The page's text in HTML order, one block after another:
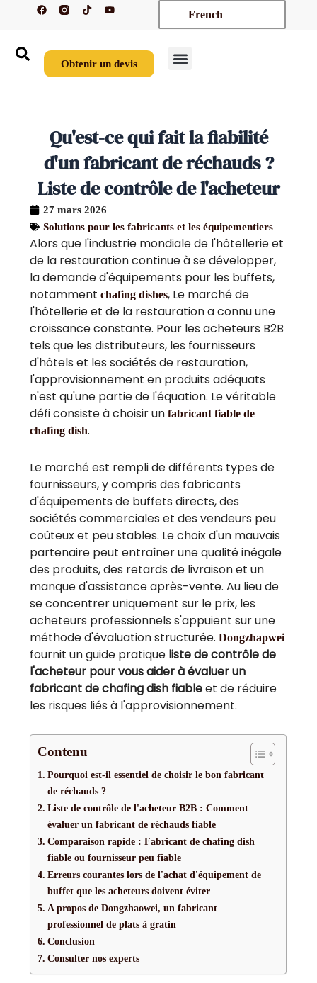
F
a
o
k
T
i
k
Y
o
b
e
French
Obtenir un devis
Qu'est-ce qui fait la fiabilité
d'un fabricant de réchauds ?
Liste de contrôle de l'acheteur
27 mars 2026
Solutions pour les fabricants et les équipementiers
Alors que l'industrie mondiale de l'hôtellerie et
de la restauration continue à se développer,
la demande d'équipements pour les buffets,
notammentchafing dishes, Le marché de
l'hôtellerie et de la restauration a connu une
croissance constante. Pour les acheteurs B2B
tels que les distributeurs, les fournisseurs
d'hôtels et les sociétés de restauration,
l'approvisionnement en produits adéquats
n'est qu'une partie de l'équation. Le véritable
défi consiste à choisir un fabricant fiable de
chafing dish.
Le marché est rempli de différents types de
fournisseurs, y compris des fabricants
d'équipements de buffets directs, des
sociétés commerciales et des vendeurs peu
coûteux et peu stables. Le choix d'un mauvais
partenaire peut entraîner une qualité inégale
des produits, des retards de livraison et un
manque d'assistance après-vente. Au lieu de
se concentrer uniquement sur le prix, les
acheteurs professionnels s'appuient sur une
méthode d'évaluation structurée.Dongzhapwei
fournit un guide pratique liste de contrôle de
l'acheteur pour vous aider à évaluer un
fabricant de chafing dish fiableet de réduire
les risques liés à l'approvisionnement.
Contenu
Pourquoi est-il essentiel de choisir le bon fabricant
de réchauds ?
Liste de contrôle de l'acheteur B2B : Comment
évaluer un fabricant de réchauds fiable
Comparaison rapide : Fabricant de chafing dish
fiable ou fournisseur peu fiable
Erreurs courantes lors de l'achat d'équipement de
buffet que les acheteurs doivent éviter
A propos de Dongzhaowei, un fabricant
professionnel de plats à gratin
Conclusion
Consulter nos experts